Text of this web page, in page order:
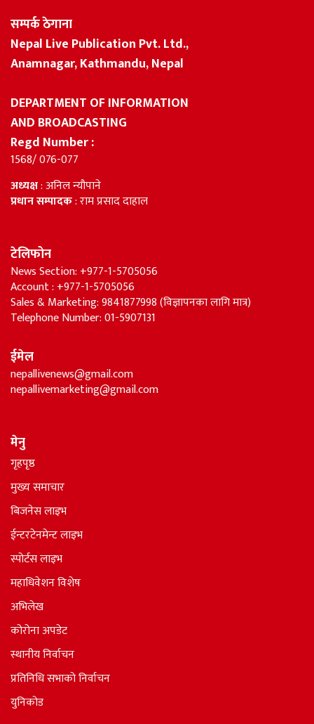
सम्पर्क ठेगाना
Nepal Live Publication Pvt. Ltd.,
Anamnagar, Kathmandu, Nepal
DEPARTMENT OF INFORMATION
AND BROADCASTING
Regd Number :
1568/ 076-077
अध्यक्ष: अनिल न्यौपाने
प्रधान सम्पादक: राम प्रसाद दाहाल
टेलिफोन
News Section: +977-1-5705056
Account : +977-1-5705056
Sales & Marketing: 9841877998 (विज्ञापनका लागि मात्र)
Telephone Number: 01-5907131
ईमेल
nepallivenews@gmail.com
nepallivemarketing@gmail.com
मेनु
गृहपृष्ठ
मुख्य समाचार
बिजनेस लाइभ
ईन्टरटेनमेन्ट लाइभ
स्पोर्टस लाइभ
महाधिवेशन विशेष
अभिलेख
कोरोना अपडेट
स्थानीय निर्वाचन
प्रतिनिधि सभाकाे निर्वाचन
युनिकोड